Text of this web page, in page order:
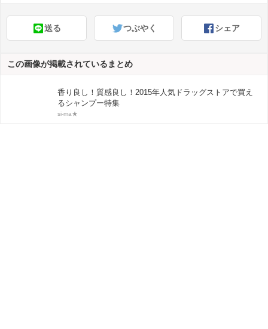
送る つぶやく シェア
この画像が掲載されているまとめ
香り良し！質感良し！2015年人気ドラッグストアで買え
るシャンプー特集
si-ma★